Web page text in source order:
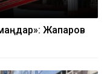
Жапаров